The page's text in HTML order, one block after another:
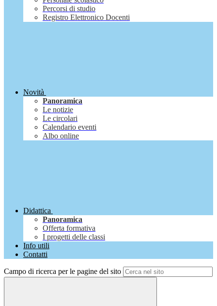
Percorsi di studio
Registro Elettronico Docenti
Novità
Panoramica
Le notizie
Le circolari
Calendario eventi
Albo online
Didattica
Panoramica
Offerta formativa
I progetti delle classi
Info utili
Contatti
Campo di ricerca per le pagine del sito